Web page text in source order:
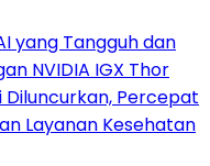
yang Tangguh dan
NVIDIA IGX Thor
Diluncurkan, Percepat
Layanan Kesehatan